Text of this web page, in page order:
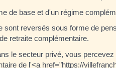
de base et d'un régime
reversés sous forme de
retraite complémentaire.
le secteur privé, vous
de l'<a href="https://